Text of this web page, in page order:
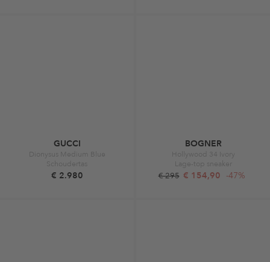
GUCCI
Dionysus Medium Blue
Schoudertas
€ 2.980
BOGNER
Hollywood 34 Ivory
Lage-top sneaker
€ 295 € 154,90 -47%